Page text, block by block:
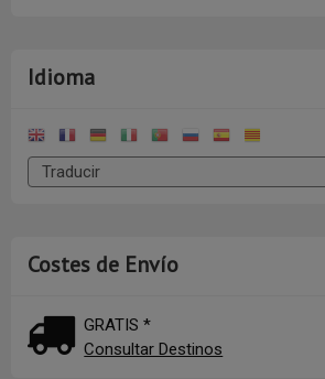
Idioma
Costes de Envío
GRATIS *
Consultar Destinos